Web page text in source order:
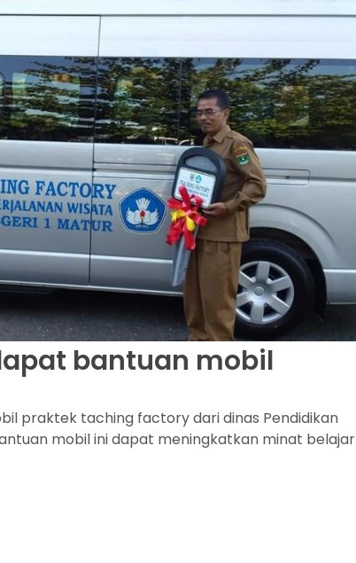
bantuan mobil
praktek taching factory dari dinas Pendidikan
mobil ini dapat meningkatkan minat belajar